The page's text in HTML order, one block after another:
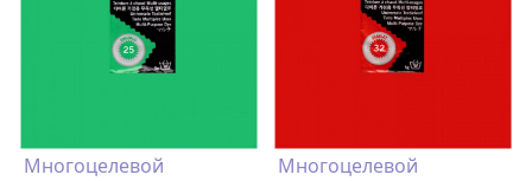
Многоцелевой
Многоцелевой